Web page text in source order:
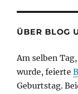
ÜBER BLOG
Am selben
wurde, feierte
Geburtstag.